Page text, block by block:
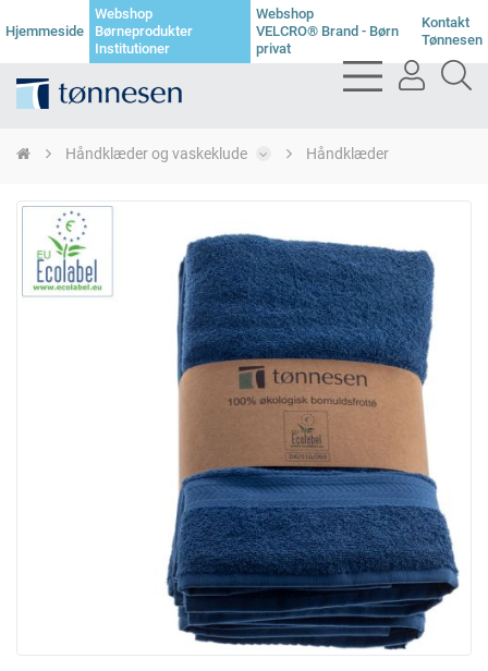
Hjemmeside
Webshop
Børneprodukter
Institutioner
Webshop
VELCRO® Brand - Børn
privat
Kontakt
Tønnesen
bars
light
user
Håndklæder og vaskeklude Håndklæder